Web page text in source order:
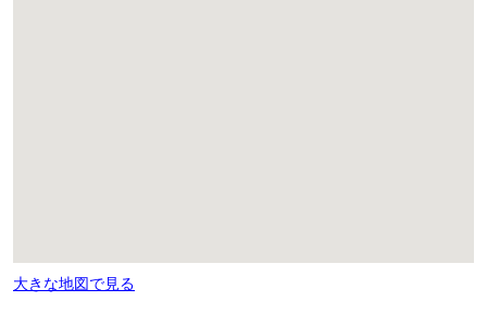
大きな地図で見る